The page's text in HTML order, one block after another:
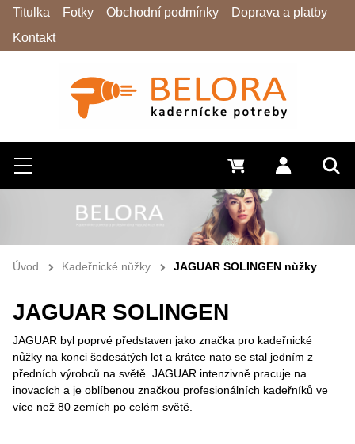
Hledat
Menu Přihlásit
0 Kč
Titulka Fotky Obchodní podmínky
Doprava a platby
Kontakt
Úvod Kadeřnické nůžky JAGUAR SOLINGEN nůžky
JAGUAR SOLINGEN
JAGUAR byl poprvé představen jako značka pro kadeřnické
nůžky na konci šedesátých let a krátce nato se stal jedním z
předních výrobců na světě. JAGUAR intenzivně pracuje na
inovacích a je oblíbenou značkou profesionálních kadeřníků ve
více než 80 zemích po celém světě.